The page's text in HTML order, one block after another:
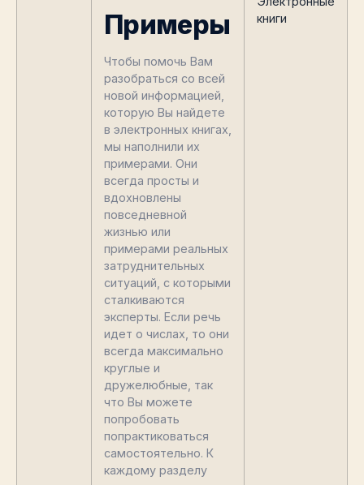
Примеры
Чтобы помочь Вам
разобраться со всей
новой информацией,
которую Вы найдете
в электронных книгах,
мы наполнили их
примерами. Они
всегда просты и
вдохновлены
повседневной
жизнью или
примерами реальных
затруднительных
ситуаций, с которыми
сталкиваются
эксперты. Если речь
идет о числах, то они
всегда максимально
круглые и
дружелюбные, так
что Вы можете
попробовать
попрактиковаться
самостоятельно. К
каждому разделу